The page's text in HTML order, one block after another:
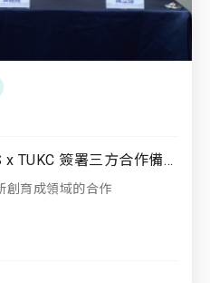
臺日強強聯手TTA x IAPS x TUKC 簽署三方合作備忘錄 共建跨境創新生態圈
創育成領域的合作